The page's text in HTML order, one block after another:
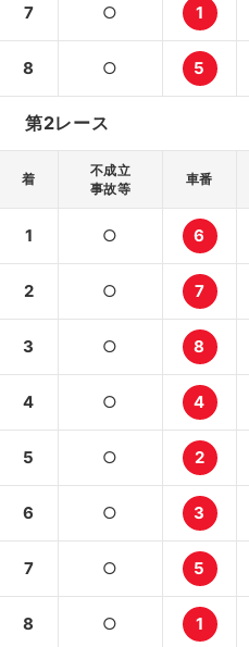
7 ○ 1
8 ○ 5
第2レース
着
不成立
事故等
車番
1 ○ 6
2 ○ 7
3 ○ 8
4 ○ 4
5 ○ 2
6 ○ 3
7 ○ 5
8 ○ 1